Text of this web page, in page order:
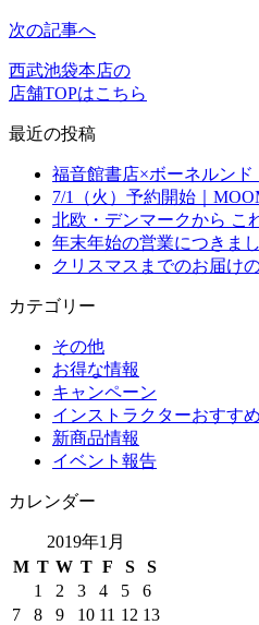
次の記事へ
西武池袋本店の
店舗TOPはこちら
最近の投稿
福音館書店×ボーネルン
7/1（火）予約開始｜
北欧・デンマークから こ
年末年始の営業につきま
クリスマスまでのお届け
カテゴリー
その他
お得な情報
キャンペーン
インストラクターおすすめ
新商品情報
イベント報告
カレンダー
2019年1月
M T W T F S
S
1
2 3 4 5
6
7
8 9 10 11 12 13